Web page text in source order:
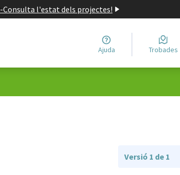
-Consulta l'estat dels projectes!
Ajuda Trobades
Versió 1 de 1